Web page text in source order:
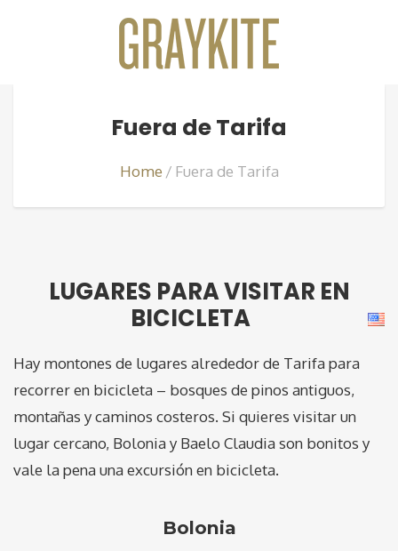
Fuera de Tarifa
Home Fuera de Tarifa
LUGARES PARA VISITAR EN
BICICLETA
Hay montones de lugares alrededor de Tarifa para
recorrer en bicicleta – bosques de pinos antiguos,
montañas y caminos costeros. Si quieres visitar un
lugar cercano, Bolonia y Baelo Claudia son bonitos y
vale la pena una excursión en bicicleta.
Bolonia